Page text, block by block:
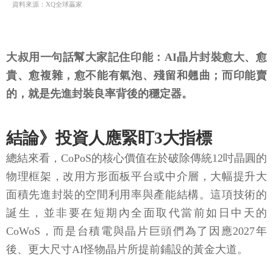
資料來源：XQ全球贏家
大叔用一句話幫大家記住印能：AI晶片封裝愈大、愈
貴、愈複雜，愈不能有氣泡、殘留和翹曲；而印能賣
的，就是先進封裝良率背後的穩定器。
結論》投資人應緊盯3大指標
總結來看，CoPoS的核心價值在於破除傳統12吋晶圓的
物理框架，改用方形面板平台或中介層，大幅提升大
面積先進封裝的空間利用率與產能結構。這項技術的
誕生，並非要在短期內全面取代當前如日中天的
CoWoS，而是台積電與晶片巨頭們為了因應2027年
後、更大尺寸AI怪物晶片所提前鋪設的黃金大道。